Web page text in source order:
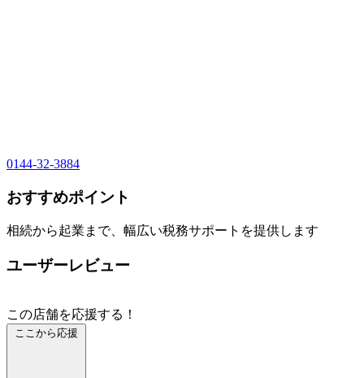
0144-32-3884
おすすめポイント
相続から起業まで、幅広い税務サポートを提供します
ユーザーレビュー
この店舗を応援する！
ここから応援